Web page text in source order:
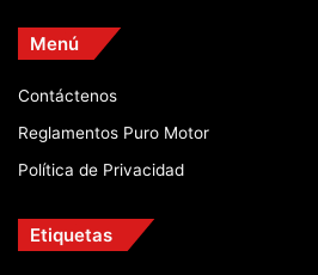
Menú
Contáctenos
Reglamentos Puro Motor
Política de Privacidad
Etiquetas